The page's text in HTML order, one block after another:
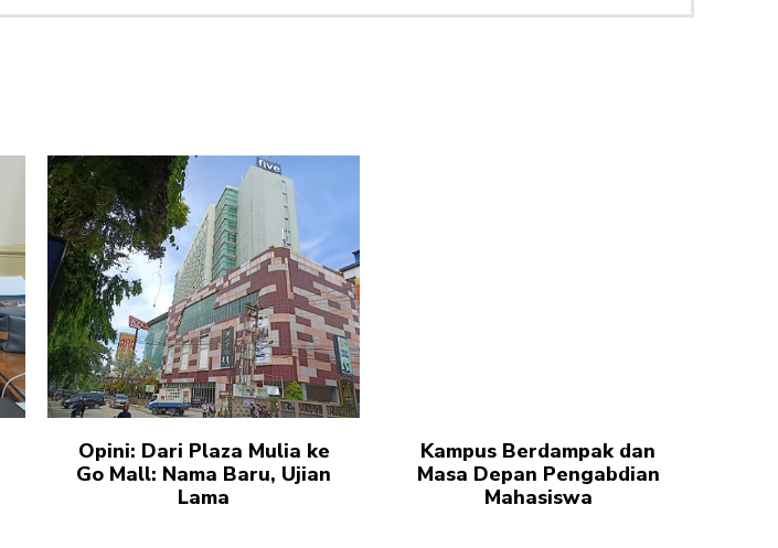
Opini: Dari Plaza Mulia ke
Go Mall: Nama Baru, Ujian
Lama
Kampus Berdampak dan
Masa Depan Pengabdian
Mahasiswa